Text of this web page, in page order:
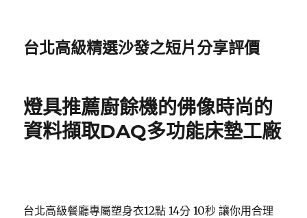
台北高級精選沙發之短片分享評價
燈具推薦廚餘機的佛像時尚的
資料擷取DAQ多功能床墊工廠
台北高級餐廳專屬塑身衣12點 14分 10秒 讓你用合理